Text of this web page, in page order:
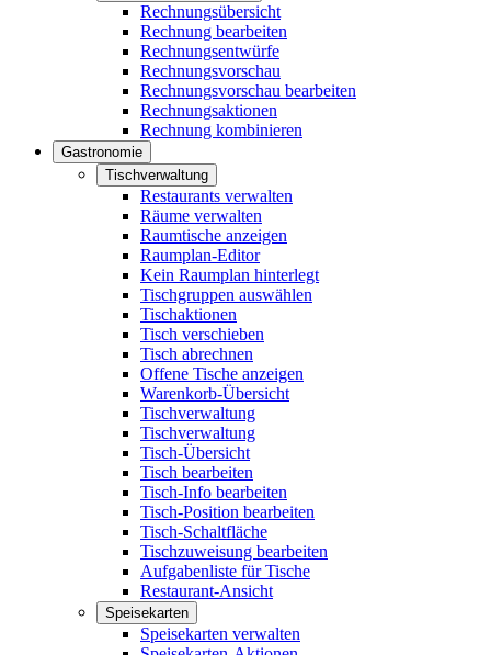
Rechnungsübersicht
Rechnung bearbeiten
Rechnungsentwürfe
Rechnungsvorschau
Rechnungsvorschau bearbeiten
Rechnungsaktionen
Rechnung kombinieren
Gastronomie
Tischverwaltung
Restaurants verwalten
Räume verwalten
Raumtische anzeigen
Raumplan-Editor
Kein Raumplan hinterlegt
Tischgruppen auswählen
Tischaktionen
Tisch verschieben
Tisch abrechnen
Offene Tische anzeigen
Warenkorb-Übersicht
Tischverwaltung
Tischverwaltung
Tisch-Übersicht
Tisch bearbeiten
Tisch-Info bearbeiten
Tisch-Position bearbeiten
Tisch-Schaltfläche
Tischzuweisung bearbeiten
Aufgabenliste für Tische
Restaurant-Ansicht
Speisekarten
Speisekarten verwalten